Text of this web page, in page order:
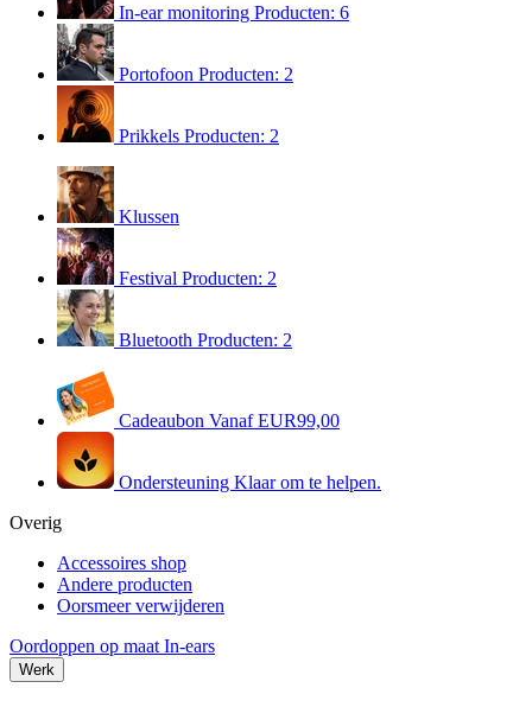
In-ear monitoring Producten: 6
Portofoon Producten: 2
Prikkels Producten: 2
Klussen
Festival Producten: 2
Bluetooth Producten: 2
Cadeaubon Vanaf EUR99,00
Ondersteuning Klaar om te helpen.
Overig
Accessoires shop
Andere producten
Oorsmeer verwijderen
Oordoppen op maat In-ears
Werk